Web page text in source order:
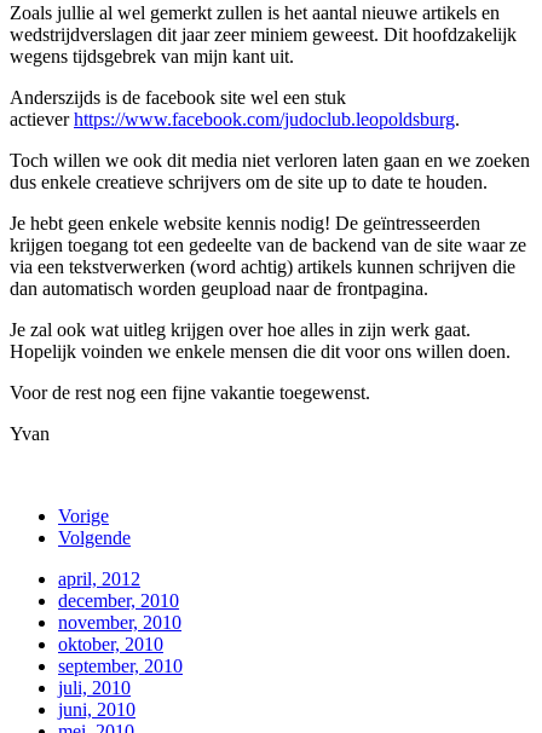
Zoals jullie al wel gemerkt zullen is het aantal nieuwe artikels en
wedstrijdverslagen dit jaar zeer miniem geweest. Dit hoofdzakelijk
wegens tijdsgebrek van mijn kant uit.
Anderszijds is de facebook site wel een stuk
actieverhttps://www.facebook.com/judoclub.leopoldsburg.
Toch willen we ook dit media niet verloren laten gaan en we zoeken
dus enkele creatieve schrijvers om de site up to date te houden.
Je hebt geen enkele website kennis nodig! De geïntresseerden
krijgen toegang tot een gedeelte van de backend van de site waar ze
via een tekstverwerken (word achtig) artikels kunnen schrijven die
dan automatisch worden geupload naar de frontpagina.
Je zal ook wat uitleg krijgen over hoe alles in zijn werk gaat.
Hopelijk voinden we enkele mensen die dit voor ons willen doen.
Voor de rest nog een fijne vakantie toegewenst.
Yvan
Vorige
Volgende
april, 2012
december, 2010
november, 2010
oktober, 2010
september, 2010
juli, 2010
juni, 2010